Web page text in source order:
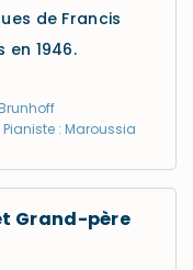
de Francis
1946.
: Maroussia
Grand-père